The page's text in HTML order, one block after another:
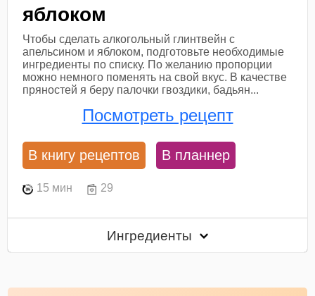
яблоком
Чтобы сделать алкогольный глинтвейн с
апельсином и яблоком, подготовьте необходимые
ингредиенты по списку. По желанию пропорции
можно немного поменять на свой вкус. В качестве
пряностей я беру палочки гвоздики, бадьян...
Посмотреть рецепт
В книгу рецептов В планнер
15 мин 29
Ингредиенты